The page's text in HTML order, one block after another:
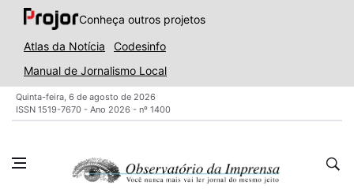
Conheça outros projetos
Atlas da Notícia
Codesinfo
Manual de Jornalismo Local
Quinta-feira, 6 de agosto de 2026
ISSN 1519-7670 - Ano 2026 - nº 1400